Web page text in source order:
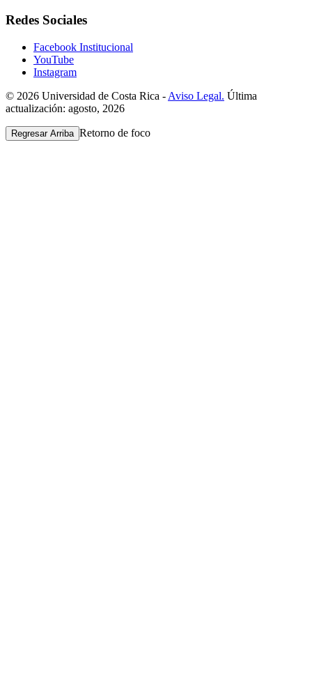
Redes Sociales
Facebook Institucional
YouTube
Instagram
© 2026 Universidad de Costa Rica - Aviso Legal. Última
actualización: agosto, 2026
Regresar Arriba Retorno de foco